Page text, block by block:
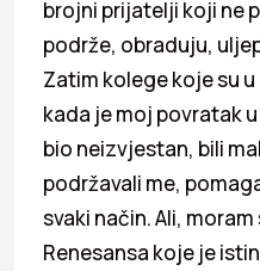
brojni prijatelji koji ne
podrže, obraduju,
Zatim kolege koje su
kada je moj povratak
bio neizvjestan, bili
podržavali me,
svaki način. Ali,
Renesansa koje je